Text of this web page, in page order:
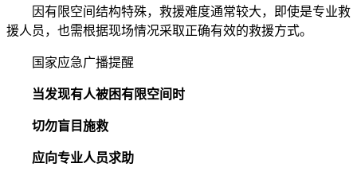
因有限空间结构特殊，救援难度通常较大，即使是专业救
援人员，也需根据现场情况采取正确有效的救援方式。
国家应急广播提醒
当发现有人被困有限空间时
切勿盲目施救
应向专业人员求助